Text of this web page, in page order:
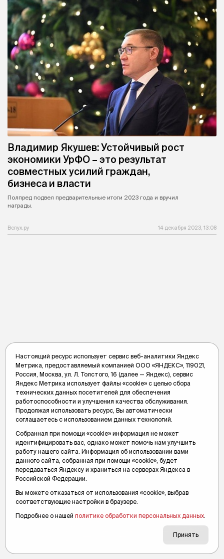
Владимир Якушев: Устойчивый рост
экономики УрФО – это результат
совместных усилий граждан,
бизнеса и власти
Полпред подвел предварительные итоги 2023 года и вручил
награды.
Вслух.ру 14 декабря 2023, 13:08
Горожан позвали на открытие катка
в стильном пространстве.
Эстетичный ЖК Тюмени ждет
гостей
Каток готов принимать гостей уже с 16 декабря.
Вслух.ру 14 декабря 2023, 12:29
Настоящий ресурс использует сервис веб-аналитики Яндекс
Метрика, предоставляемый компанией ООО «ЯНДЕКС», 119021,
Россия, Москва, ул. Л. Толстого, 16 (далее — Яндекс), сервис
Яндекс Метрика использует файлы «cookie» с целью сбора
технических данных посетителей для обеспечения
работоспособности и улучшения качества обслуживания.
Продолжая использовать ресурс, Вы автоматически
соглашаетесь с использованием данных технологий.
Собранная при помощи «cookie» информация не может
идентифицировать вас, однако может помочь нам улучшить
работу нашего сайта. Информация об использовании вами
данного сайта, собранная при помощи «cookie», будет
передаваться Яндексу и храниться на серверах Яндекса в
Российской Федерации.
Вы можете отказаться от использования «cookie», выбрав
соответствующие настройки в браузере.
Подробнее о нашей политике обработки персональных данных
Принять